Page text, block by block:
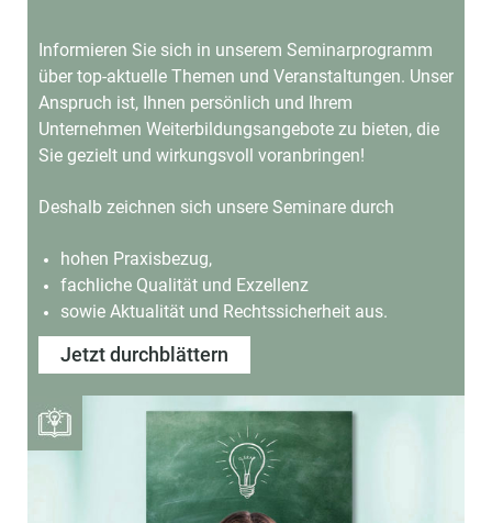
Informieren Sie sich in unserem Seminarprogramm
über top-aktuelle Themen und Veranstaltungen. Unser
Anspruch ist, Ihnen persönlich und Ihrem
Unternehmen Weiterbildungsangebote zu bieten, die
Sie gezielt und wirkungsvoll voranbringen!
Deshalb zeichnen sich unsere Seminare durch
hohen Praxisbezug,
fachliche Qualität und Exzellenz
sowie Aktualität und Rechtssicherheit aus.
Jetzt durchblättern